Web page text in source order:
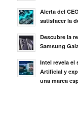
Alerta del
satisfacer la
Descubre la
Samsung
Intel revela el
Artificial y
una marca